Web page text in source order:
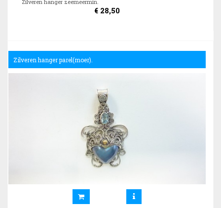
Zilveren hanger zeemeermin.
€ 28,50
Zilveren hanger parel(moer).